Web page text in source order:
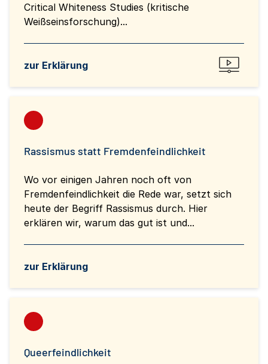
Critical Whiteness Studies (kritische
Weißseinsforschung)...
zur Erklärung
Rassismus statt Fremdenfeindlichkeit
Wo vor einigen Jahren noch oft von
Fremdenfeindlichkeit die Rede war, setzt sich
heute der Begriff Rassismus durch. Hier
erklären wir, warum das gut ist und...
zur Erklärung
Queerfeindlichkeit